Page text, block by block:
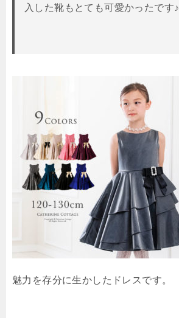
入した靴もとても可愛かったです♪
魅力を存分に生かしたドレスです。